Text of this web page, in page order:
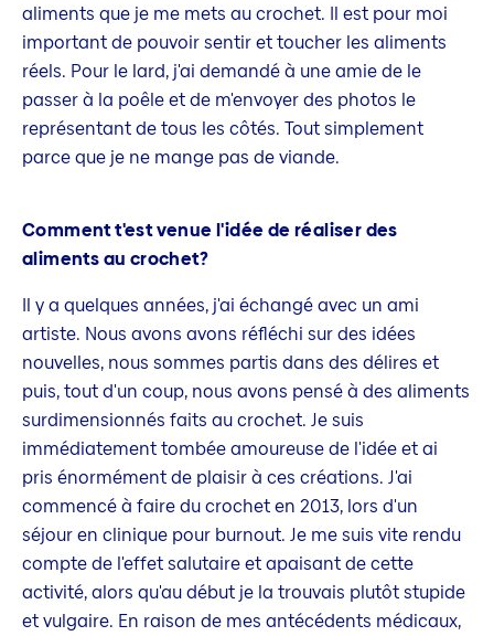
aliments que je me mets au crochet. Il est pour moi
important de pouvoir sentir et toucher les aliments
réels. Pour le lard, j'ai demandé à une amie de le
passer à la poêle et de m'envoyer des photos le
représentant de tous les côtés. Tout simplement
parce que je ne mange pas de viande.
Comment t'est venue l'idée de réaliser des
aliments au crochet?
Il y a quelques années, j'ai échangé avec un ami
artiste. Nous avons avons réfléchi sur des idées
nouvelles, nous sommes partis dans des délires et
puis, tout d'un coup, nous avons pensé à des aliments
surdimensionnés faits au crochet. Je suis
immédiatement tombée amoureuse de l'idée et ai
pris énormément de plaisir à ces créations. J'ai
commencé à faire du crochet en 2013, lors d'un
séjour en clinique pour burnout. Je me suis vite rendu
compte de l'effet salutaire et apaisant de cette
activité, alors qu'au début je la trouvais plutôt stupide
et vulgaire. En raison de mes antécédents médicaux,